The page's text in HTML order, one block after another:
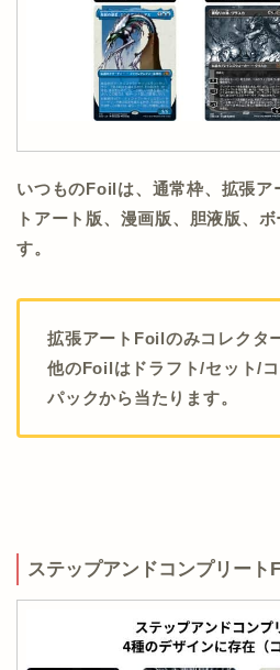
いつものFoilは、通常枠、拡張
トアート版、漫画版、胆液版、
す。
拡張アートFoilのみコレクタ
他のFoilはドラフト/セット/
パックから当たります。
ステップアンドコンプリート